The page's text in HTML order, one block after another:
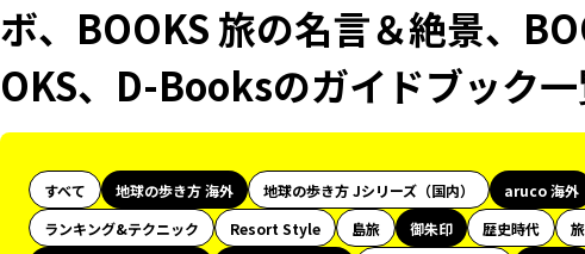
ボ、BOOKS 旅の名言＆絶景、
OKS、D-Booksのガイドブック
すべて 地球の歩き方 海外 地球の歩き方 Jシリーズ（国内） aruco 海外
ランキング&テクニック
Resort Style 島旅 御朱印 歴史時代